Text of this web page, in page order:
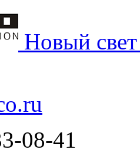
Новый
08-41